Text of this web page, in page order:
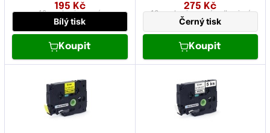
195 Kč
12 mmlaminovaná
Bílý tisk
Koupit
275 Kč
18 mmlaminovaná,adhezivní
Černý tisk
Koupit